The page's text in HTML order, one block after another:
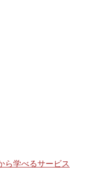
ら学べるサービス